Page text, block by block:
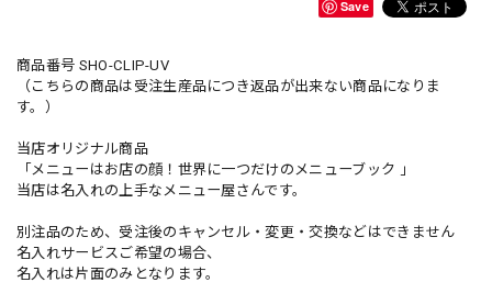
Save
商品番号 SHO-CLIP-UV
（こちらの商品は受注生産品につき返品が出来ない商品になりま
す。）
当店オリジナル商品
「メニューはお店の顔！世界に一つだけのメニューブック 」
当店は名入れの上手なメニュー屋さんです。
別注品のため、受注後のキャンセル・変更・交換などはできません
名入れサービスご希望の場合、
名入れは片面のみとなります。